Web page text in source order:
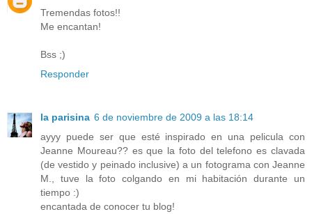
Tremendas fotos!!
Me encantan!
Bss ;)
Responder
la parisina 6 de noviembre de 2009 a las 18:14
ayyy puede ser que esté inspirado en una pelicula con
Jeanne Moureau?? es que la foto del telefono es clavada
(de vestido y peinado inclusive) a un fotograma con Jeanne
M., tuve la foto colgando en mi habitación durante un
tiempo :)
encantada de conocer tu blog!